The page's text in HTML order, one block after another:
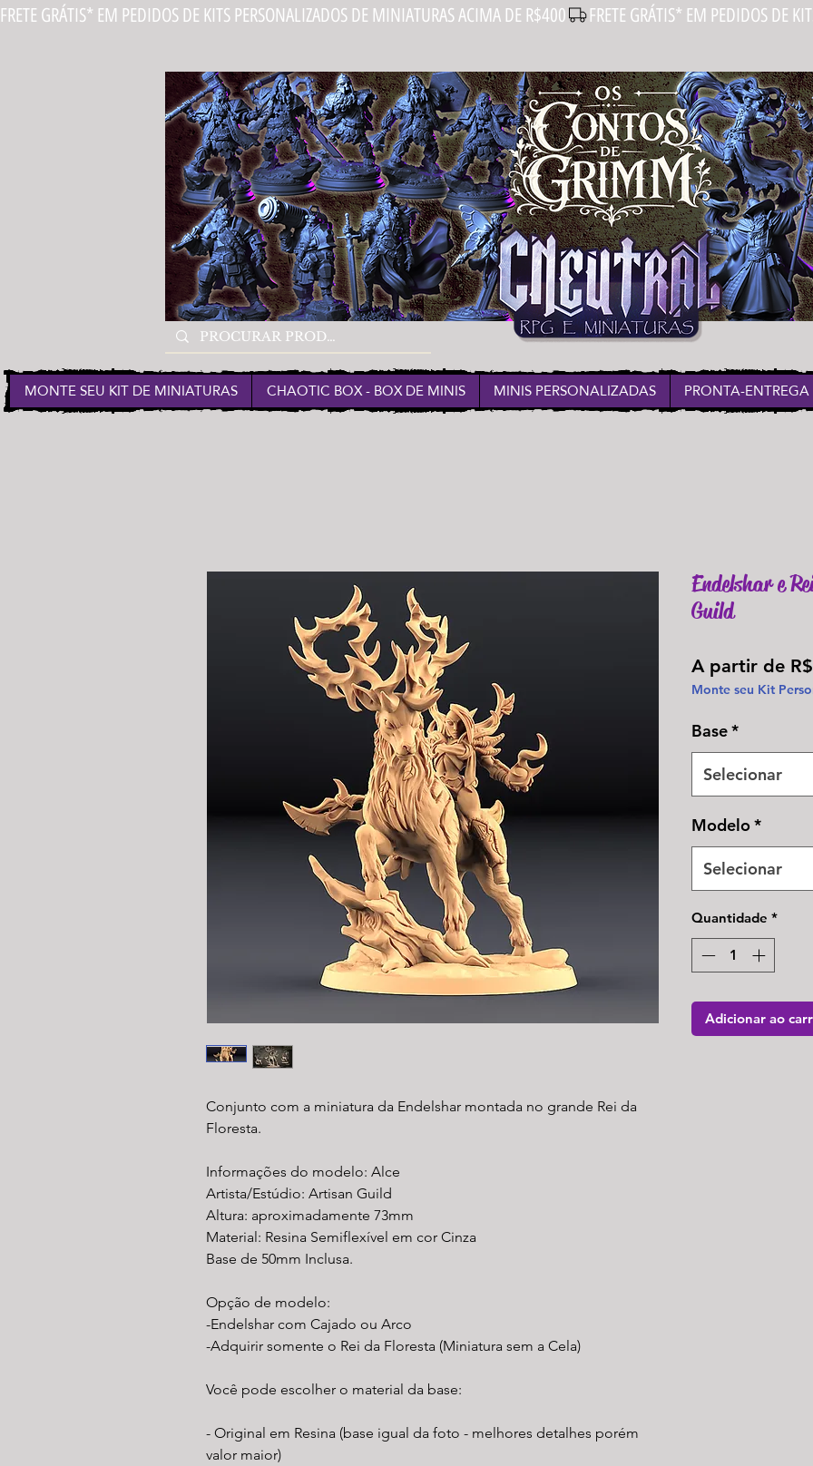
FRETE GRÁTIS* EM PEDIDOS DE KITS PERSONALIZADOS DE MINIATURAS ACIMA DE R$400
MONTE SEU KIT DE MINIATURAS CHAOTIC BOX - BOX DE MINIS MINIS PERSONALIZADAS PRONTA-ENTREGA
Conjunto com a miniatura da Endelshar montada no grande Rei da
Floresta.
Informações do modelo: Alce
Artista/Estúdio: Artisan Guild
Altura: aproximadamente 73mm
Material: Resina Semiflexível em cor Cinza
Base de 50mm Inclusa.
Opção de modelo:
-Endelshar com Cajado ou Arco
-Adquirir somente o Rei da Floresta (Miniatura sem a Cela)
Você pode escolher o material da base:
- Original em Resina (base igual da foto - melhores detalhes porém
valor maior)
Endelshar e
Guild
A partir de
Monte seu Kit
Base*
Selecionar
Modelo*
Selecionar
Quantidade *
Adicionar ao